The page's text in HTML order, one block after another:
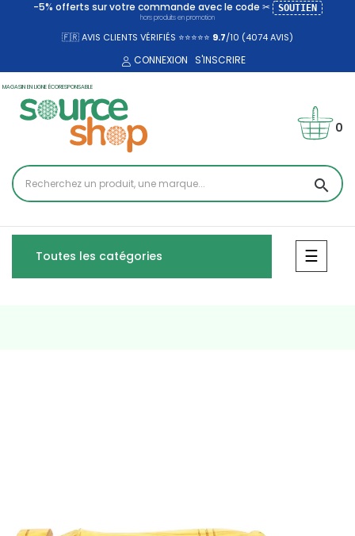
-5% offerts sur votre commande avec le code ✂ SOUTIEN
hors produits en promotion
🇫🇷 AVIS CLIENTS VÉRIFIÉS ⭐⭐⭐⭐⭐ 9.7/10 (4074AVIS)
CONNEXION S'INSCRIRE
MAGASIN EN LIGNE ÉCORESPONSABLE
search
0
Toutes les catégories ☰